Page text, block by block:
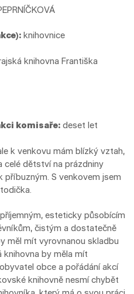
knihovnice
knihovna Františka
komisaře: deset let
k venkovu mám blízký vztah,
celé dětství na prázdniny
S venkovem jsem
esteticky působícím
čistým a dostatečně
měl mít vyrovnanou skladbu
knihovna by měla mít
obce a pořádání akcí
knihovně nesmí chybět